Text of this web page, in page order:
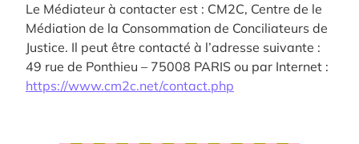
Le Médiateur à contacter est : CM2C, Centre de le
Médiation de la Consommation de Conciliateurs de
Justice. Il peut être contacté à l’adresse suivante :
49 rue de Ponthieu – 75008 PARIS ou par Internet :
https://www.cm2c.net/contact.php